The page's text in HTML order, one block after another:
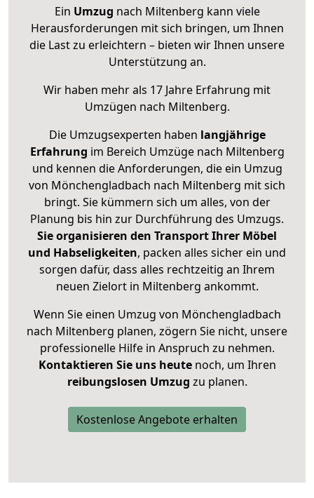
Ein Umzug nach Miltenberg kann viele
Herausforderungen mit sich bringen, um Ihnen
die Last zu erleichtern – bieten wir Ihnen unsere
Unterstützung an.
Wir haben mehr als 17 Jahre Erfahrung mit
Umzügen nach Miltenberg.
Die Umzugsexperten haben langjährige
Erfahrung im Bereich Umzüge nach Miltenberg
und kennen die Anforderungen, die ein Umzug
von Mönchengladbach nach Miltenberg mit sich
bringt. Sie kümmern sich um alles, von der
Planung bis hin zur Durchführung des Umzugs.
Sie organisieren den Transport Ihrer Möbel
und Habseligkeiten, packen alles sicher ein und
sorgen dafür, dass alles rechtzeitig an Ihrem
neuen Zielort in Miltenberg ankommt.
Wenn Sie einen Umzug von Mönchengladbach
nach Miltenberg planen, zögern Sie nicht, unsere
professionelle Hilfe in Anspruch zu nehmen.
Kontaktieren Sie uns heutenoch, um Ihren
reibungslosen Umzug zu planen.
Kostenlose Angebote erhalten